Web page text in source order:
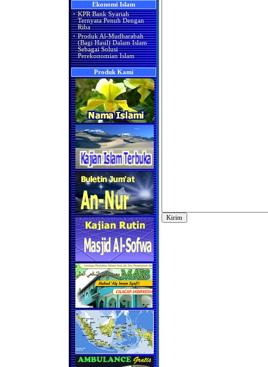
Ekonomi Islam
· KPR Bank Syariah
Ternyata Penuh Dengan
Riba
· Produk Al-Mudharabah
(Bagi Hasil) Dalam Islam
Sebagai Solusi
Perekonomian Islam
Produk Kami